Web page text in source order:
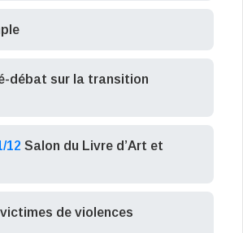
débat sur la transition
12 Salon du Livre d’Art et
victimes de violences